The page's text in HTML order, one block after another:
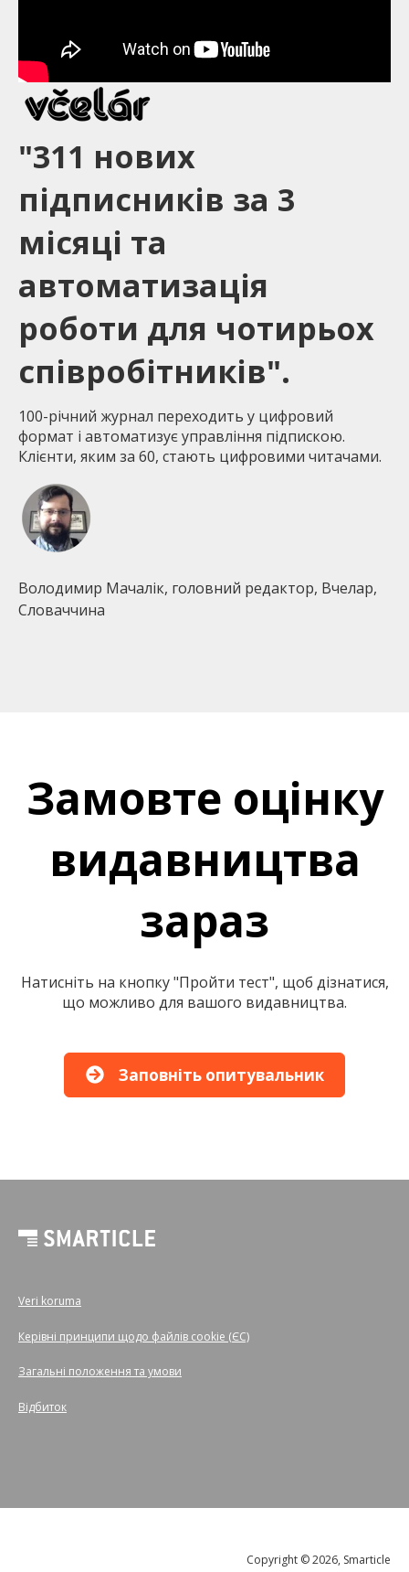
"311 нових
підписників за 3
місяці та
автоматизація
роботи для чотирьох
співробітників".
100-річний журнал переходить у цифровий
формат і автоматизує управління підпискою.
Клієнти, яким за 60, стають цифровими читачами.
Володимир Мачалік, головний редактор, Вчелар,
Словаччина
Замовте оцінку
видавництва
зараз
Натисніть на кнопку "Пройти тест", щоб дізнатися,
що можливо для вашого видавництва.
Заповніть опитувальник
Veri koruma
Керівні принципи щодо файлів cookie (ЄС)
Загальні положення та умови
Відбиток
Copyright © 2026, Smarticle